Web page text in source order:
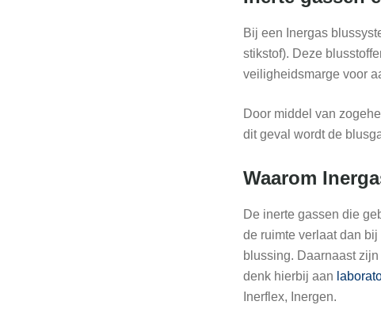
Bij een Inergas
stikstof). Deze
veiligheidsmarge voor
Door middel van
dit geval wordt de
Waarom
De inerte gassen die
de ruimte verlaat dan
blussing. Daarnaast
denk hierbij aan
Inerflex, Inergen.